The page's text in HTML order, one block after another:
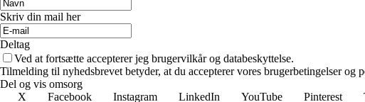
Skriv din mail her
Deltag
Ved at fortsætte accepterer jeg brugervilkår og databeskyttelse.
Tilmelding til nyhedsbrevet betyder, at du accepterer vores brugerbetingelser
Del og vis omsorg
X
Facebook Instagram LinkedIn YouTube Pinterest